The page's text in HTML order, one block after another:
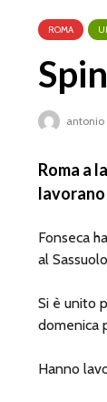
ROMA
antonio
Roma a
Fonseca
al
Si è unito
domenica
Hanno